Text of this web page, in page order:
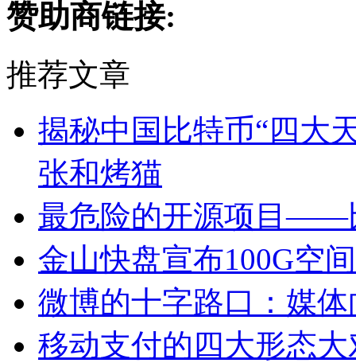
赞助商链接:
推荐文章
揭秘中国比特币“四大
张和烤猫
最危险的开源项目——
金山快盘宣布100G空
微博的十字路口：媒
移动支付的四大形态大